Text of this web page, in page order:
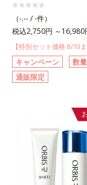
（-.-- / -件）
税込2,750円 ～16,980
【特別セット価格 8/10ま
キャンペーン
数
通販限定